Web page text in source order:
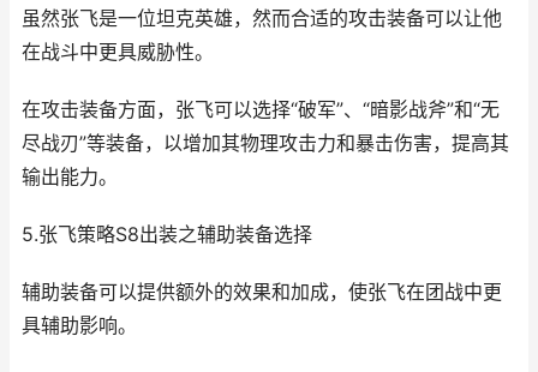
虽然张飞是一位坦克英雄，然而合适的攻击装备可以让他
在战斗中更具威胁性。
在攻击装备方面，张飞可以选择“破军”、“暗影战斧”和“无
尽战刃”等装备，以增加其物理攻击力和暴击伤害，提高其
输出能力。
5.张飞策略S8出装之辅助装备选择
辅助装备可以提供额外的效果和加成，使张飞在团战中更
具辅助影响。